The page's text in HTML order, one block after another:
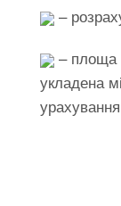
–
– площа
укладена